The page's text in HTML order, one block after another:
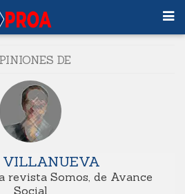
DE
VILLANUEVA
revista Somos, de Avance
Social